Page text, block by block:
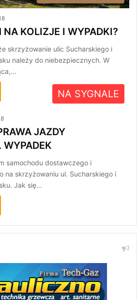
NA KOLIZJE I WYPADKI?
skrzyżowanie ulic Sucharskiego i
należy do niebezpiecznych. W
NA SYGNALE
JAZDY
WYPADEK
samochodu dostawczego i
na skrzyżowaniu ul. Sucharskiego i
Jak się…